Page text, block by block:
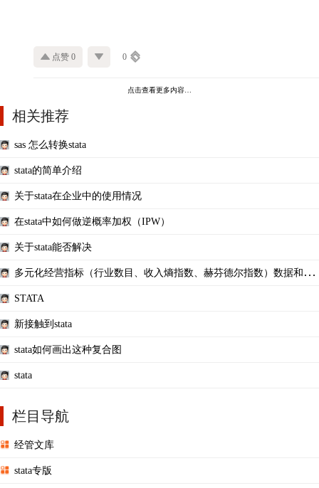
点赞 0 0
点击查看更多内容…
相关推荐
sas 怎么转换stata
stata的简单介绍
关于stata在企业中的使用情况
在stata中如何做逆概率加权（IPW）
关于stata能否解决
多元化经营指标（行业数目、收入熵指数、赫芬德尔指数）数据和Stat
STATA
新接触到stata
stata如何画出这种复合图
stata
栏目导航
经管文库
stata专版